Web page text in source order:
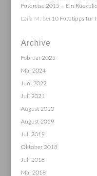
Fotoreise 2015 – Ein
Laila M. bei 10 Fototipps für
Archive
Februar 2025
Mai 2024
Juni 2022
Juli 2021
August 2020
August 2019
Juli 2019
Oktober 2018
Juli 2018
Mai 2018